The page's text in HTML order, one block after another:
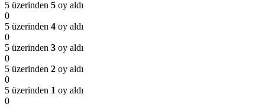
5 üzerinden 5 oy aldı
0
5 üzerinden 4 oy aldı
0
5 üzerinden 3 oy aldı
0
5 üzerinden 2 oy aldı
0
5 üzerinden 1 oy aldı
0